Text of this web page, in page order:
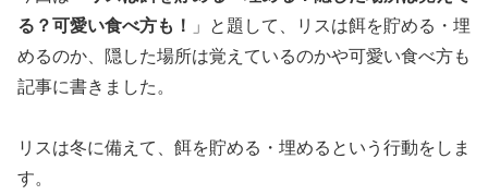
る？可愛い食べ方も！
」と題して、リスは餌を貯める・埋
めるのか、隠した場所は覚えているのかや可愛い食べ方も
記事に書きました。
リスは冬に備えて、餌を貯める・埋めるという行動をしま
す。